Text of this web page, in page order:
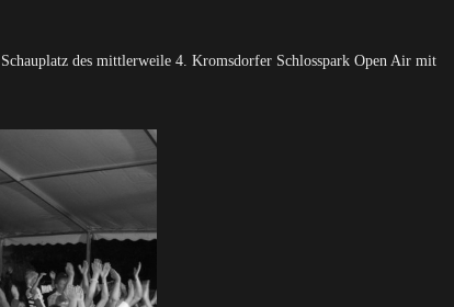
des mittlerweile 4. Kromsdorfer Schlosspark Open Air mit